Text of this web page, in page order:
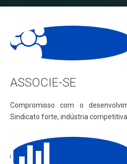
ASSOCIE-SE
Compromisso com o
Sindicato forte, indústria